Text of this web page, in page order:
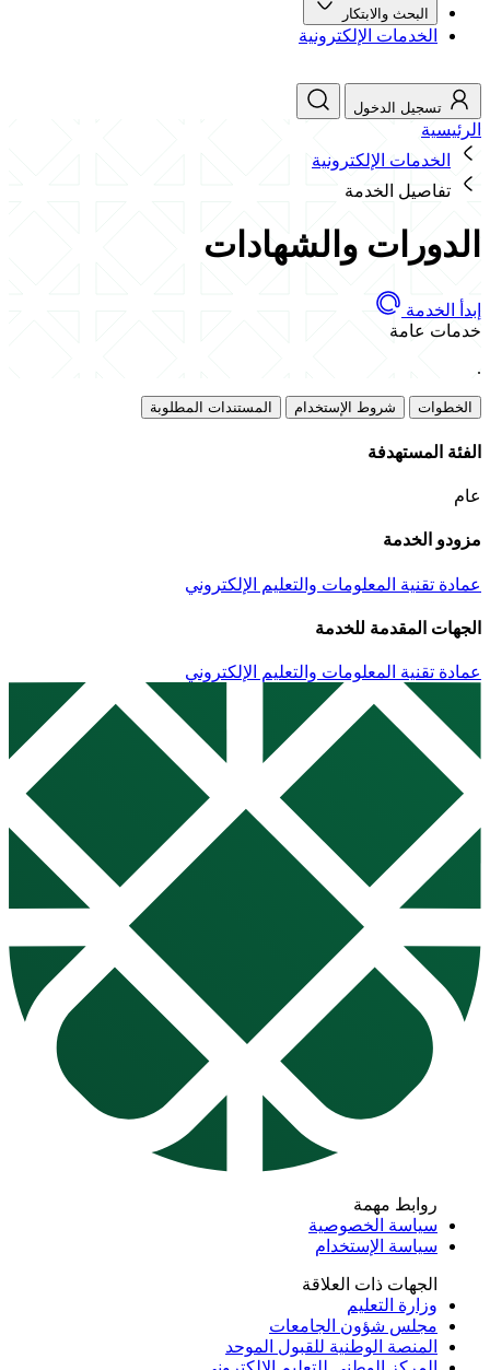
البحث والابتكار
الخدمات الإلكترونية
تسجيل الدخول
الرئيسية
الخدمات الإلكترونية
تفاصيل الخدمة
الدورات والشهادات
إبدأ الخدمة
خدمات عامة
.
الخطوات شروط الإستخدام المستندات المطلوبة
الفئة المستهدفة
عام
مزودو الخدمة
عمادة تقنية المعلومات والتعليم الإلكتروني
الجهات المقدمة للخدمة
عمادة تقنية المعلومات والتعليم الإلكتروني
روابط مهمة
سياسة الخصوصية
سياسة الإستخدام
الجهات ذات العلاقة
وزارة التعليم
مجلس شؤون الجامعات
المنصة الوطنية للقبول الموحد